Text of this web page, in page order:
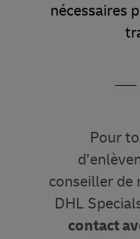
nécessaires
Pour
conseiller de
DHL
contact